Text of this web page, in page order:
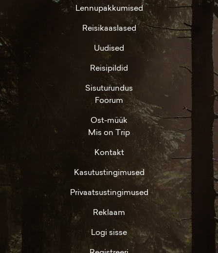
Lennupakkumised
Reisikaaslased
Uudised
Reisipildid
Sisuturundus
Foorum
Ost-müük
Mis on Trip
Kontakt
Kasutustingimused
Privaatsustingimused
Reklaam
Logi sisse